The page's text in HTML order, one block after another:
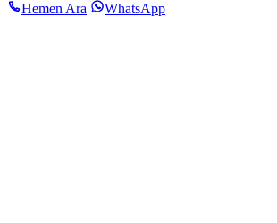
Hemen Ara
WhatsApp